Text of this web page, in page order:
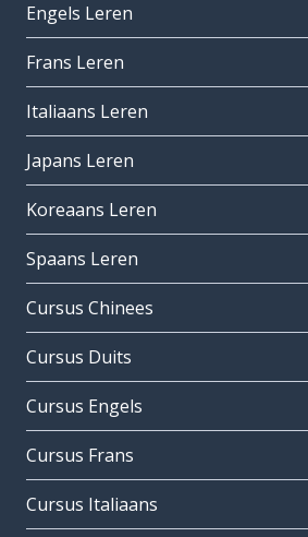
Engels Leren
Frans Leren
Italiaans Leren
Japans Leren
Koreaans Leren
Spaans Leren
Cursus Chinees
Cursus Duits
Cursus Engels
Cursus Frans
Cursus Italiaans